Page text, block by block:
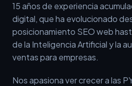
15 años de experiencia
digital, que ha evolucionado
posicionamiento SEO web
de la Inteligencia Artificial y la
ventas para empresas.
Nos apasiona ver crecer a las